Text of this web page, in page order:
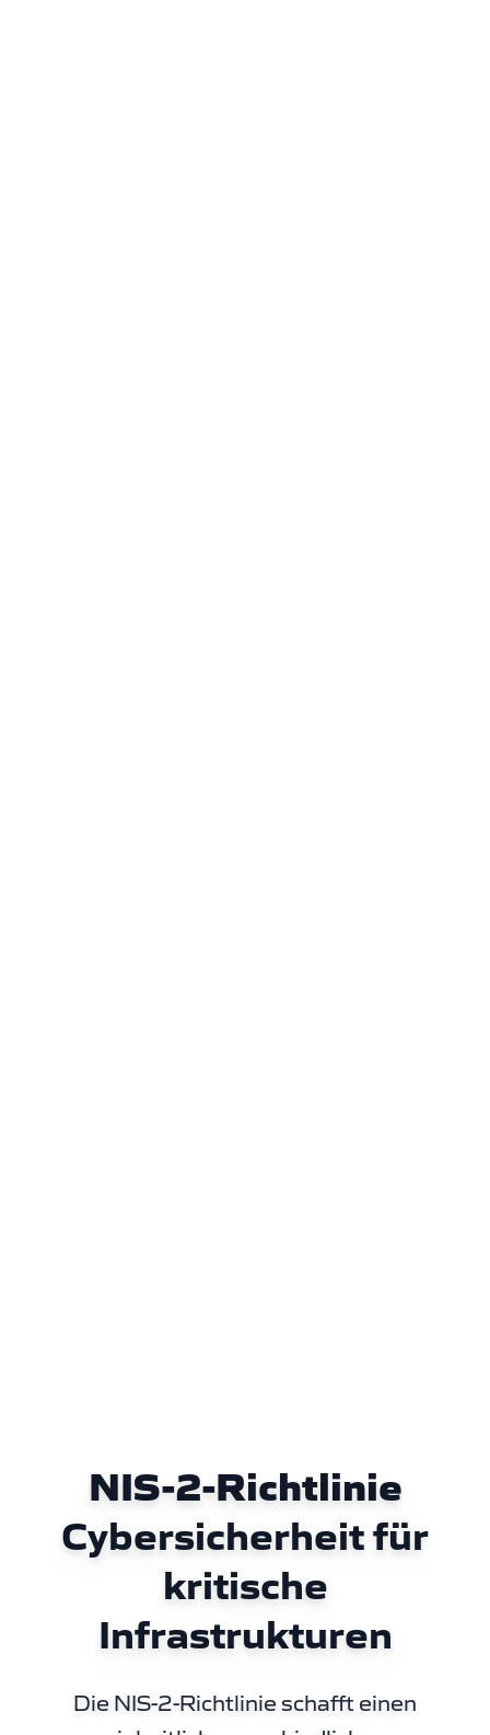
NIS-2-Richtlinie
Cybersicherheit für
kritische
Infrastrukturen
Die NIS-2-Richtlinie schafft einen